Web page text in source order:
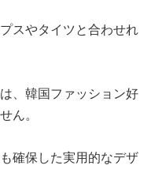
スやタイツと合わせれ
、韓国ファッション好
ん。
確保した実用的なデザ